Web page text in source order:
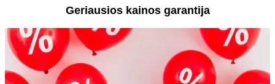
Geriausios kainos garantija